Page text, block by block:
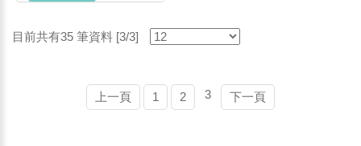
目前共有35 筆資料 [3/3]
上一頁 1 2 3 下一頁